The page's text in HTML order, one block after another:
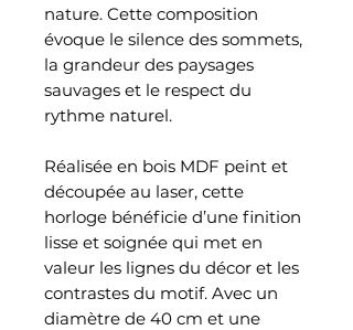
nature. Cette composition
évoque le silence des sommets,
la grandeur des paysages
sauvages et le respect du
rythme naturel.
Réalisée en bois MDF peint et
découpée au laser, cette
horloge bénéficie d’une finition
lisse et soignée qui met en
valeur les lignes du décor et les
contrastes du motif. Avec un
diamètre de 40 cm et une